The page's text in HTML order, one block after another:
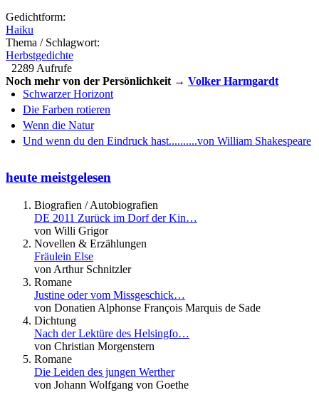
Gedichtform:
Haiku
Thema / Schlagwort:
Herbstgedichte
2289 Aufrufe
Noch mehr von der Persönlichkeit → Volker Harmgardt
Schwarzer Horizont
Die Farben rotieren
Wenn die Natur
Und wenn du den Eindruck hast..........von William Shakespeare
heute meistgelesen
Biografien / Autobiografien
DE 2011 Zurück im Dorf der Kin…
von Willi Grigor
Novellen & Erzählungen
Fräulein Else
von Arthur Schnitzler
Romane
Justine oder vom Missgeschick…
von Donatien Alphonse François Marquis de Sade
Dichtung
Nach der Lektüre des Helsingfo…
von Christian Morgenstern
Romane
Die Leiden des jungen Werther
von Johann Wolfgang von Goethe